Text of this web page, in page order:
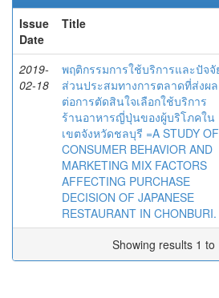
Issue
Date
Title
2019-
02-18
พฤติกรรมการใช้บริการและปัจจั
ส่วนประสมทางการตลาดที่ส่งผล
ต่อการตัดสินใจเลือกใช้บริการ
ร้านอาหารญี่ปุ่นของผู้บริโภคใน
เขตจังหวัดชลบุรี =A STUDY OF
CONSUMER BEHAVIOR AND
MARKETING MIX FACTORS
AFFECTING PURCHASE
DECISION OF JAPANESE
RESTAURANT IN CHONBURI.
Showing results 1 to